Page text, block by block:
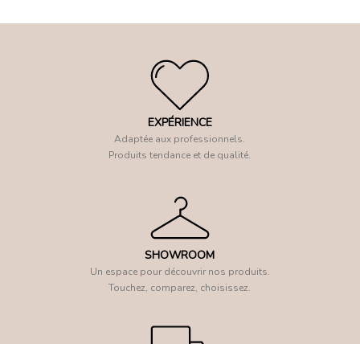
EXPÉRIENCE
Adaptée aux professionnels.
Produits tendance et de qualité.
SHOWROOM
Un espace pour découvrir nos produits.
Touchez, comparez, choisissez.